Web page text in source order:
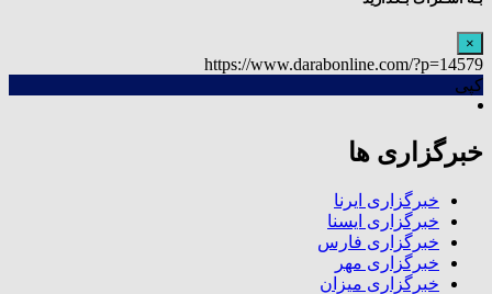
×
https://www.darabonline.com/?p=14579
کپی
خبرگزاری ها
خبرگزاری ایرنا
خبرگزاری ایسنا
خبرگزاری فارس
خبرگزاری مهر
خبرگزاری میزان